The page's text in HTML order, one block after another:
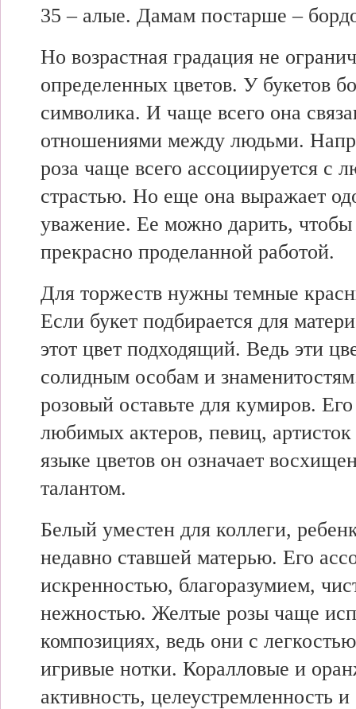
35 – алые. Дамам постарше –
Но возрастная градация не
определенных цветов. У букетов
символика. И чаще всего она
отношениями между людьми.
роза чаще всего ассоциируется с
страстью. Но еще она выражает
уважение. Ее можно дарить, чтобы
прекрасно проделанной работой.
Для торжеств нужны темные
Если букет подбирается для
этот цвет подходящий. Ведь эти
солидным особам и
розовый оставьте для кумиров.
любимых актеров, певиц,
языке цветов он означает
талантом.
Белый уместен для коллеги,
недавно ставшей матерью. Его
искренностью, благоразумием,
нежностью. Желтые розы чаще
композициях, ведь они с
игривые нотки. Коралловые и
активность, целеустремленность